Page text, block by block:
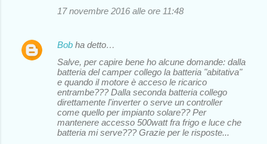
17 novembre 2016 alle ore 11:48
Bob ha detto…
Salve, per capire bene ho alcune domande: dalla
batteria del camper collego la batteria "abitativa"
e quando il motore è acceso le ricarico
entrambe??? Dalla seconda batteria collego
direttamente l'inverter o serve un controller
come quello per impianto solare?? Per
mantenere accesso 500watt fra frigo e luce che
batteria mi serve??? Grazie per le risposte...